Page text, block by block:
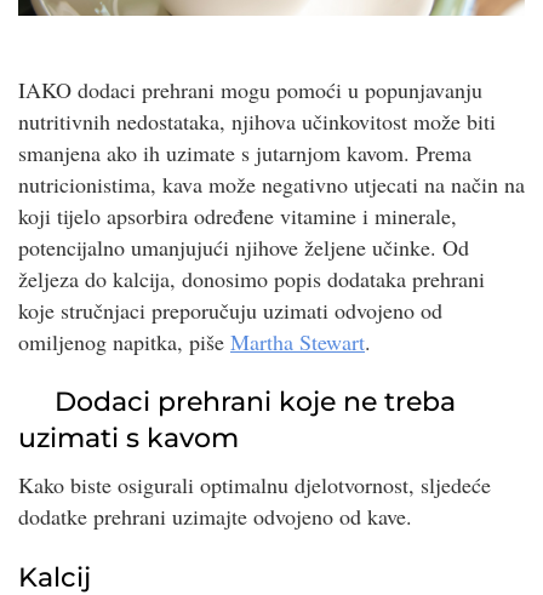
IAKO dodaci prehrani mogu pomoći u popunjavanju
nutritivnih nedostataka, njihova učinkovitost može biti
smanjena ako ih uzimate s jutarnjom kavom. Prema
nutricionistima, kava može negativno utjecati na način na
koji tijelo apsorbira određene vitamine i minerale,
potencijalno umanjujući njihove željene učinke. Od
željeza do kalcija, donosimo popis dodataka prehrani
koje stručnjaci preporučuju uzimati odvojeno od
omiljenog napitka, piše Martha Stewart.
Dodaci prehrani koje ne treba
uzimati s kavom
Kako biste osigurali optimalnu djelotvornost, sljedeće
dodatke prehrani uzimajte odvojeno od kave.
Kalcij